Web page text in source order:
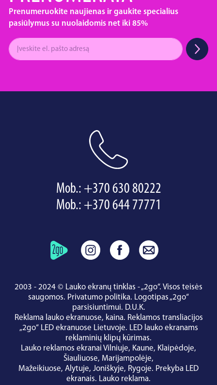
Prenumeruokite naujienas ir gaukite specialius
pasiūlymus su nuolaidomis net iki 85%
Mob.: +370 630 80222
Mob.: +370 644 77771
2003 - 2024 © Lauko ekranų tinklas - „2go“. Visos teisės
saugomos. Privatumo politika. Logotipas „2go“
parsisiuntimui. D.U.K.
Reklama lauko ekranuose, kaina. Reklamos transliacijos
„2go“ LED ekranuose Lietuvoje. LED lauko ekranams
reklaminių klipų kūrimas.
Lauko reklamos ekranai Vilniuje, Kaune, Klaipėdoje,
Šiauliuose, Marijampolėje,
Mažeikiuose, Alytuje, Joniškyje, Rygoje. Prekyba LED
ekranais. Lauko reklama.